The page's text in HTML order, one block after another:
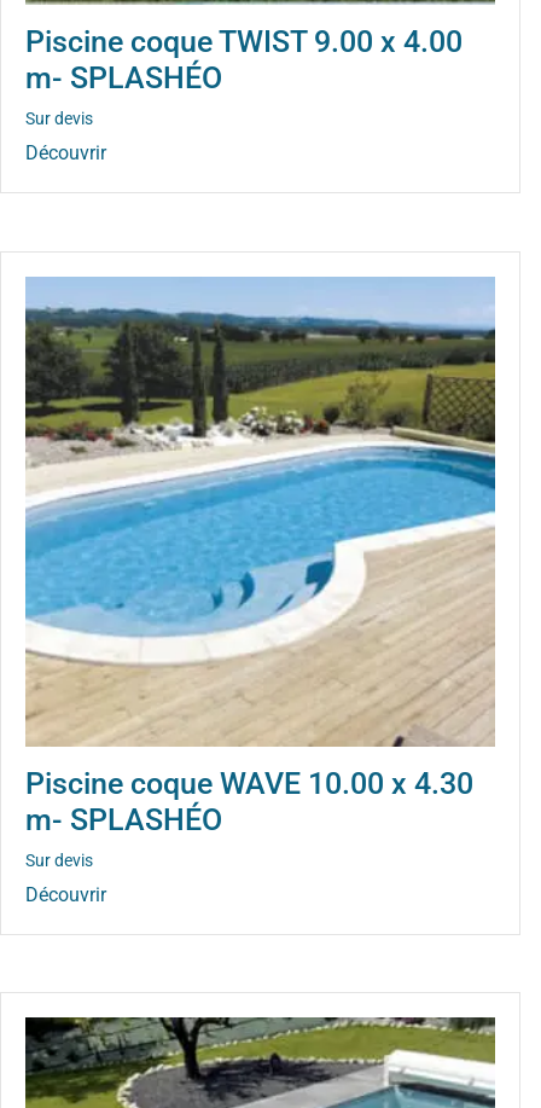
Piscine coque TWIST 9.00 x 4.00
m- SPLASHÉO
Sur devis
Découvrir
Piscine coque WAVE 10.00 x 4.30
m- SPLASHÉO
Sur devis
Découvrir